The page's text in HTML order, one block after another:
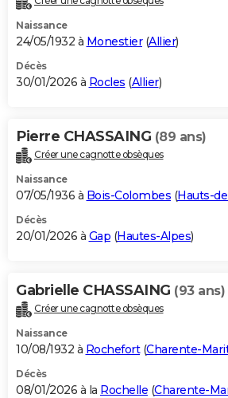
Naissance
24/05/1932 à Monestier(Allier)
Décès
30/01/2026 à Rocles (Allier)
Pierre CHASSAING (89 ans)
Créer une cagnotte obsèques
Naissance
07/05/1936 à Bois-Colombes (Hauts-
Décès
20/01/2026 à Gap (Hautes-Alpes)
Gabrielle CHASSAING (93 ans)
Créer une cagnotte obsèques
Naissance
10/08/1932 à Rochefort(Charente-
Décès
08/01/2026 à la Rochelle (Charente-